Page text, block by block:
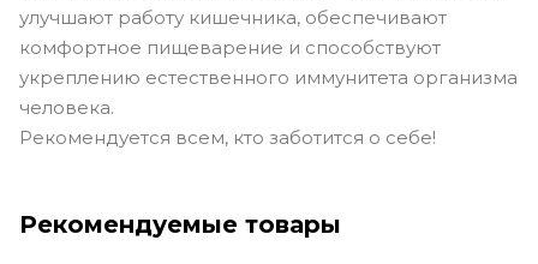
улучшают работу кишечника, обеспечивают
комфортное пищеварение и способствуют
укреплению естественного иммунитета организма
человека.
Рекомендуется всем, кто заботится о себе!
Рекомендуемые товары